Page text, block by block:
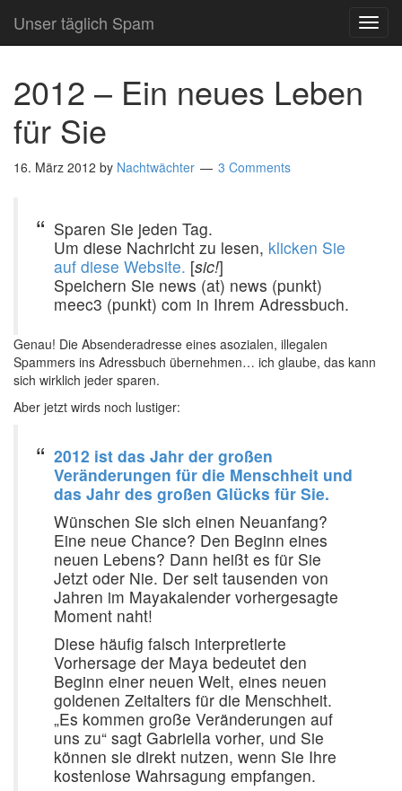
Unser täglich Spam
2012 – Ein neues Leben
für Sie
16. März 2012 by Nachtwächter 3 Comments
Sparen Sie jeden Tag.
Um diese Nachricht zu lesen, klicken Sie
auf diese Website. [sic!]
Speichern Sie news (at) news (punkt)
meec3 (punkt) com in Ihrem Adressbuch.
Genau! Die Absenderadresse eines asozialen, illegalen
Spammers ins Adressbuch übernehmen… ich glaube, das kann
sich wirklich jeder sparen.
Aber jetzt wirds noch lustiger:
2012 ist das Jahr der großen
Veränderungen für die Menschheit und
das Jahr des großen Glücks für Sie.
Wünschen Sie sich einen Neuanfang?
Eine neue Chance? Den Beginn eines
neuen Lebens? Dann heißt es für Sie
Jetzt oder Nie. Der seit tausenden von
Jahren im Mayakalender vorhergesagte
Moment naht!
Diese häufig falsch interpretierte
Vorhersage der Maya bedeutet den
Beginn einer neuen Welt, eines neuen
goldenen Zeitalters für die Menschheit.
„Es kommen große Veränderungen auf
uns zu“ sagt Gabriella vorher, und Sie
können sie direkt nutzen, wenn Sie Ihre
kostenlose Wahrsagung empfangen.